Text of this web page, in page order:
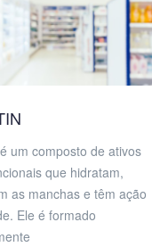
um composto de ativos
que hidratam,
as manchas e têm ação
Ele é formado